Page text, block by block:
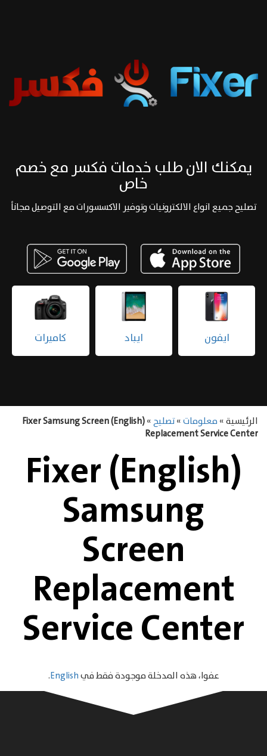
يمكنك الان طلب خدمات فكسر مع خصم
خاص
تصليح جميع انواع الالكترونيات وتوفير الاكسسورات مع التوصيل مجاناً
كاميرات ايباد ايفون
الرئيسية » معلومات»تصليح»
(English) Fixer Samsung Screen
Replacement Service Center
(English) Fixer
Samsung
Screen
Replacement
Service Center
عفوا، هذه المدخلة موجودة فقط فيEnglish
.